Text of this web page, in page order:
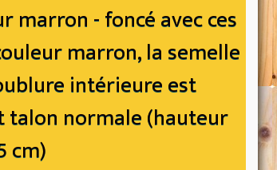
marron - foncé avec ces
marron, la semelle
intérieure est
talon normale (hauteur
cm)